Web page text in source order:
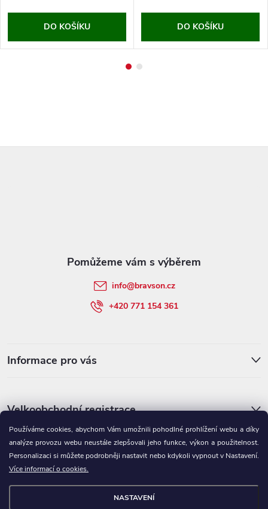
Používáme cookies, abychom Vám umožnili pohodlné prohlížení webu a díky
analýze provozu webu neustále zlepšovali jeho funkce, výkon a použitelnost.
Personalizaci si můžete podrobněji nastavit nebo kdykoli vypnout v Nastavení.
Více informací o cookies.
NASTAVENÍ
DO KOŠÍKU DO KOŠÍKU
info@bravson.cz
+420 771 154 361
Informace pro vás
Velkoobchodní registrace
BRAVSON.CZ. Všechna práva vyhrazena.